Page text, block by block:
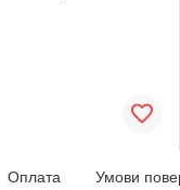
Оплата Умови